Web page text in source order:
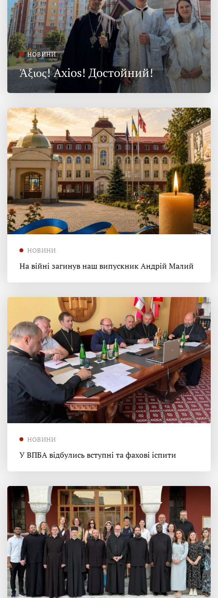
НОВИНИ
Άξιος! Axios! Достойний!
НОВИНИ
На війні загинув наш випускник Андрій Малий
НОВИНИ
У ВПБА відбулись вступні та фахові іспити